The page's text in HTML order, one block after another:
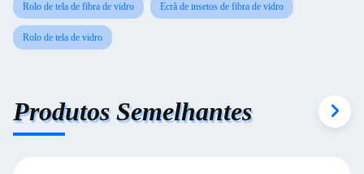
Rolo de tela de fibra de vidro Ecrã de insetos de fibra de vidro
Rolo de tela de vidro
Produtos Semelhantes